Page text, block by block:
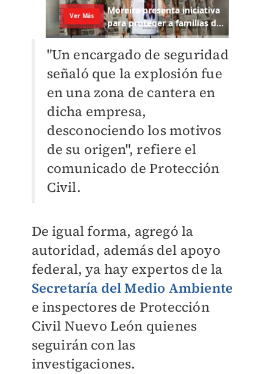
"Un encargado de seguridad
señaló que la explosión fue
en una zona de cantera en
dicha empresa,
desconociendo los motivos
de su origen", refiere el
comunicado de Protección
Civil.
De igual forma, agregó la
autoridad, además del apoyo
federal, ya hay expertos de la
Secretaría del Medio Ambiente
e inspectores de Protección
Civil Nuevo León quienes
seguirán con las
investigaciones.